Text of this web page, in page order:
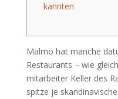
kannten
Malmö hat manche
Restaurants – wie
mitarbeiter Keller des
spitze je